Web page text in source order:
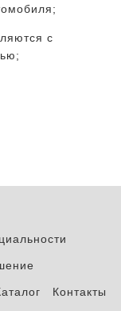
с
Контакты